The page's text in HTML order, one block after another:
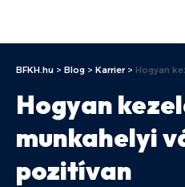
BFKH.hu > Blog > Karrier> Hogyan
Hogyan
munkahelyi
pozitívan